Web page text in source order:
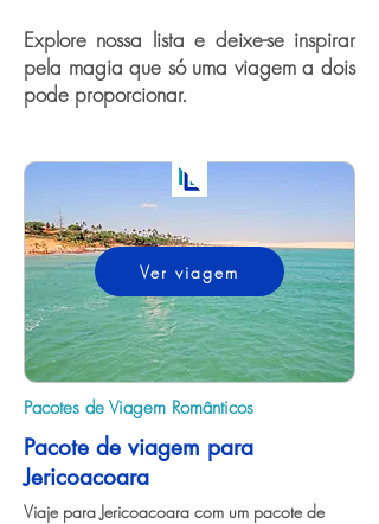
Explore nossa lista e deixe-se inspirar
pela magia que só uma viagem a dois
pode proporcionar.
Ver viagem
Pacotes de Viagem Românticos
Pacote de viagem para
Jericoacoara
Viaje para Jericoacoara com um pacote de